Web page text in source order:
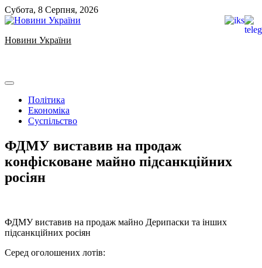
Skip
to
Субота, 8 Серпня, 2026
Новини України
Політика
Економіка
Суспільство
ФДМУ виставив на продаж
конфісковане майно підсанкційних
росіян
ФДМУ виставив на продаж майно Дерипаски та інших
підсанкційних росіян
Серед оголошених лотів: